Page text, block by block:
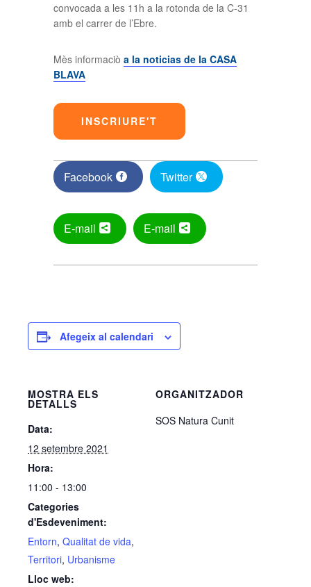
convocada a les 11h a la rotonda de la C-31
amb el carrer de l’Ebre.
Mès informaciò a la noticias de la CASA
BLAVA
INSCRIURE'T
Facebook Twitter
E-mail E-mail
Afegeix al calendari
MOSTRA ELS
DETALLS
Data:
12 setembre 2021
Hora:
11:00 - 13:00
Categories
d'Esdeveniment:
Entorn, Qualitat de vida,
Territori, Urbanisme
Lloc web:
ORGANITZADOR
SOS Natura Cunit